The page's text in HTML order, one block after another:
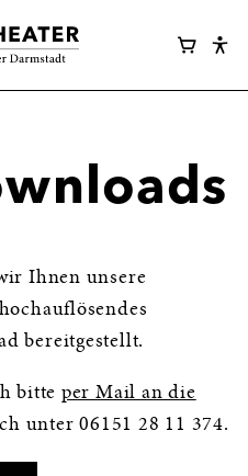
Webshop
Ihnen unsere
bereitgestellt.
bitte per Mail an die
unter 06151 28 11 374.